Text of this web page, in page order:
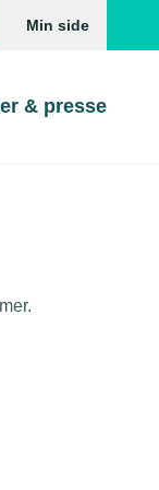
Min side
& presse